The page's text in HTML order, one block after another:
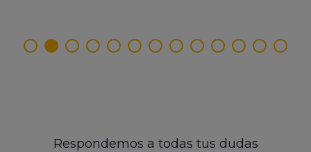
Respondemos a todas tus dudas